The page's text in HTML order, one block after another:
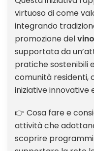
virtuoso di come
integrando
promozione delvino
supportata da
pratiche sostenibili
comunità residenti,
iniziative innovative
👉 Cosa fare e
attività che
scoprire